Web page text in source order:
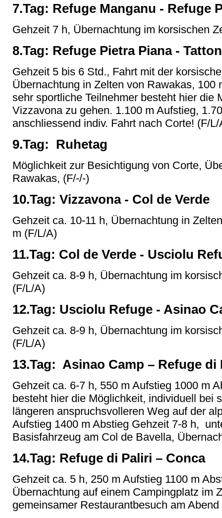
7.Tag: Refuge Manganu - Refuge
Gehzeit 7 h, Übernachtung im korsischen
8.Tag: Refuge Pietra Piana -
Gehzeit 5 bis 6 Std., Fahrt mit der
Übernachtung in Zelten von Rawakas, 100
sehr sportliche Teilnehmer besteht hier die
Vizzavona zu gehen. 1.100 m Aufstieg,
anschliessend indiv. Fahrt nach Corte! (F/L/
9.Tag: Ruhetag
Möglichkeit zur Besichtigung von Corte,
Rawakas, (F/-/-)
10.Tag: Vizzavona - Col de Verde
Gehzeit ca. 10-11 h, Übernachtung in
m (F/L/A)
11.Tag: Col de Verde - Usciolu
Gehzeit ca. 8-9 h, Übernachtung im
(F/L/A)
12.Tag: Usciolu Refuge - Asinao
Gehzeit ca. 8-9 h, Übernachtung im
(F/L/A)
13.Tag: Asinao Camp – Refuge di
Gehzeit ca. 6-7 h, 550 m Aufstieg 1000 m
besteht hier die Möglichkeit, individuell bei
längeren anspruchsvolleren Weg auf der
Aufstieg 1400 m Abstieg Gehzeit 7-8 h,
Basisfahrzeug am Col de Bavella,
14.Tag: Refuge di Paliri – Conca
Gehzeit ca. 5 h, 250 m Aufstieg 1100 m
Übernachtung auf einem Campingplatz im
gemeinsamer Restaurantbesuch am Abend